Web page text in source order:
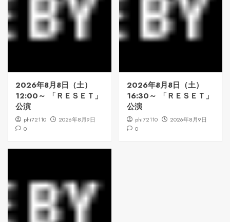
2026年8月8日（土）
12:00～ 「ＲＥＳＥＴ」
公演
phi72110
2026年8月9日
0
2026年8月8日（土）
16:30～ 「ＲＥＳＥＴ」
公演
phi72110
2026年8月9日
0